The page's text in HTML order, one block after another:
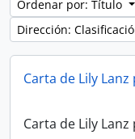
Ordenar por: Título
Dirección:
Carta de Lily
Carta de Lily